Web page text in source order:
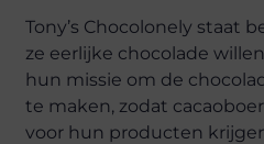
Tony’s Chocolonely staat
ze eerlijke chocolade
hun missie om de
te maken, zodat
voor hun producten